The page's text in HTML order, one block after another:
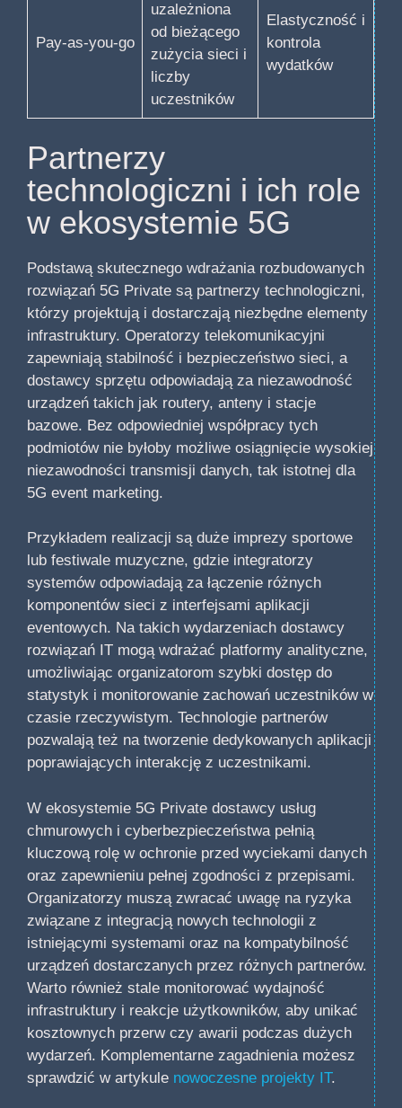
Pay-as-you-go
uzależniona
od bieżącego
zużycia sieci i
liczby
uczestników
Elastyczność i
kontrola
wydatków
Partnerzy
technologiczni i ich role
w ekosystemie 5G
Podstawą skutecznego wdrażania rozbudowanych
rozwiązań 5G Private są partnerzy technologiczni,
którzy projektują i dostarczają niezbędne elementy
infrastruktury. Operatorzy telekomunikacyjni
zapewniają stabilność i bezpieczeństwo sieci, a
dostawcy sprzętu odpowiadają za niezawodność
urządzeń takich jak routery, anteny i stacje
bazowe. Bez odpowiedniej współpracy tych
podmiotów nie byłoby możliwe osiągnięcie wysokiej
niezawodności transmisji danych, tak istotnej dla
5G event marketing.
Przykładem realizacji są duże imprezy sportowe
lub festiwale muzyczne, gdzie integratorzy
systemów odpowiadają za łączenie różnych
komponentów sieci z interfejsami aplikacji
eventowych. Na takich wydarzeniach dostawcy
rozwiązań IT mogą wdrażać platformy analityczne,
umożliwiając organizatorom szybki dostęp do
statystyk i monitorowanie zachowań uczestników w
czasie rzeczywistym. Technologie partnerów
pozwalają też na tworzenie dedykowanych aplikacji
poprawiających interakcję z uczestnikami.
W ekosystemie 5G Private dostawcy usług
chmurowych i cyberbezpieczeństwa pełnią
kluczową rolę w ochronie przed wyciekami danych
oraz zapewnieniu pełnej zgodności z przepisami.
Organizatorzy muszą zwracać uwagę na ryzyka
związane z integracją nowych technologii z
istniejącymi systemami oraz na kompatybilność
urządzeń dostarczanych przez różnych partnerów.
Warto również stale monitorować wydajność
infrastruktury i reakcje użytkowników, aby unikać
kosztownych przerw czy awarii podczas dużych
wydarzeń. Komplementarne zagadnienia możesz
sprawdzić w artykule nowoczesne projekty IT.